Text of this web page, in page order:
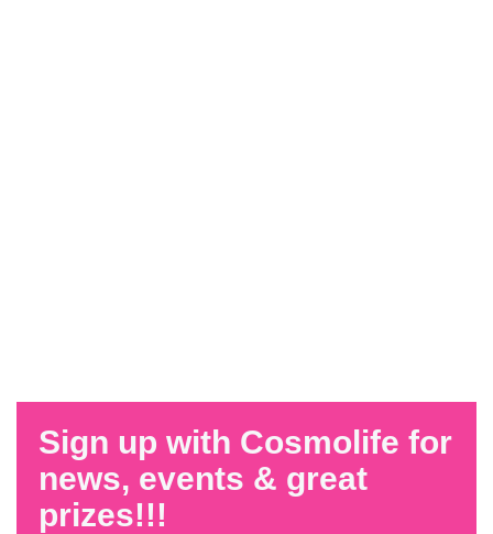
Sign up with Cosmolife for
news, events & great
prizes!!!